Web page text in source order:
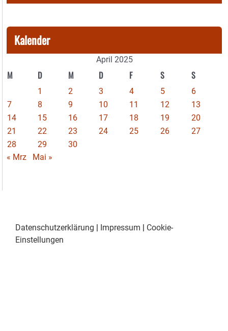
Kalender
April 2025
M D M D F S S
1 2 3 4 5
6
7
8 9 10 11 12
13
14
15 16 17 18 19
20
21
22 23 24 25 26
27
28
29
30
« Mrz
Mai »
Datenschutzerklärung Impressum
Cookie-
Einstellungen